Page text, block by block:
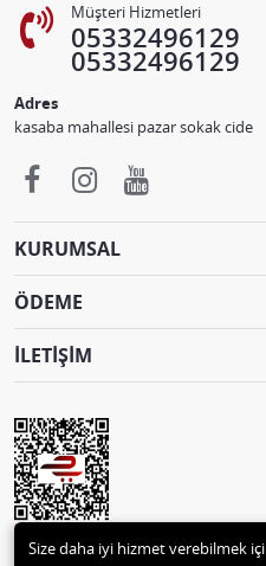
Müşteri Hizmetleri
05332496129
05332496129
Adres
kasaba mahallesi pazar sokak cide
KURUMSAL
ÖDEME
İLETİŞİM
Size daha iyi hizmet verebilmek